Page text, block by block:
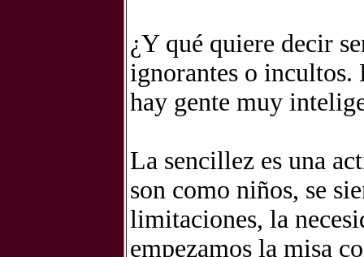
¿Y qué quiere decir
ignorantes o incultos.
hay gente muy
La sencillez es una
son como niños, se
limitaciones, la
empezamos la misa